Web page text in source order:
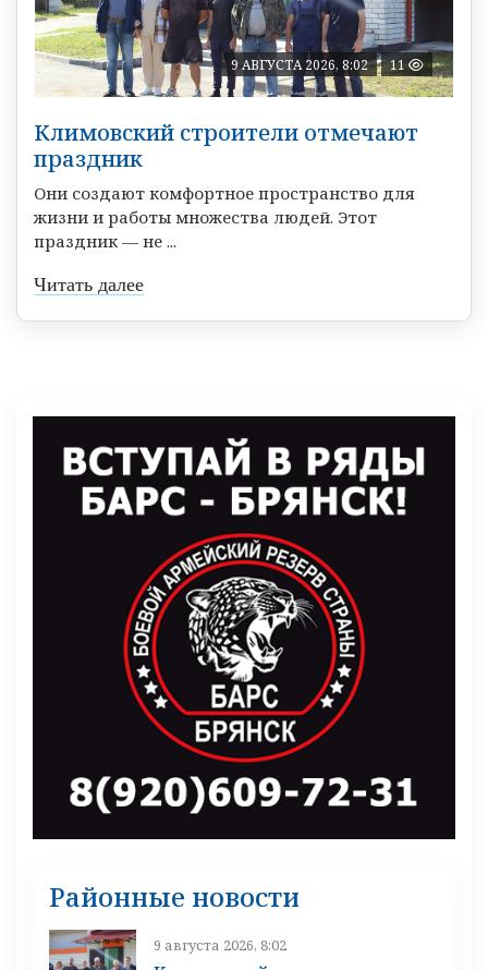
9 АВГУСТА 2026, 8:02 11
Климовский строители отмечают
праздник
Они создают комфортное пространство для
жизни и работы множества людей. Этот
праздник — не ...
Читать далее
Районные новости
9 августа 2026, 8:02